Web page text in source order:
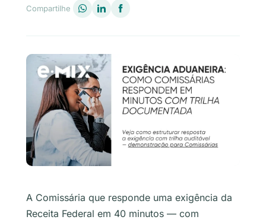
Compartilhe
A Comissária que responde uma exigência da
Receita Federal em 40 minutos — com